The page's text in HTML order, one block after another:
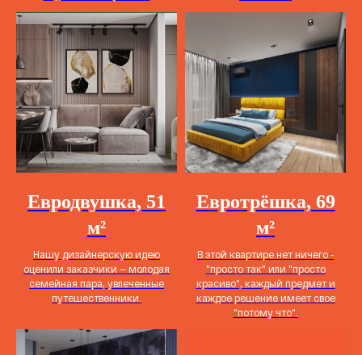
Евродвушка, 51
м²
Нашу дизайнерскую идею
оценили заказчики — молодая
семейная пара, увлеченные
путешественники.
Евротрёшка, 69
м²
В этой квартире нет ничего -
"просто так" или "просто
красиво", каждый предмет и
каждое решение имеет свое
"потому что".